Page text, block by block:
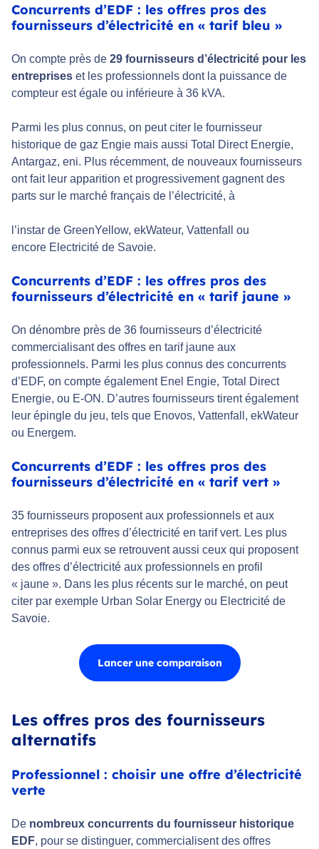
Concurrents d’EDF : les offres pros des
fournisseurs d’électricité en « tarif bleu »
On compte près de 29 fournisseurs d’électricité pour les
entreprises et les professionnels dont la puissance de
compteur est égale ou inférieure à 36 kVA.
Parmi les plus connus, on peut citer le fournisseur
historique de gaz Engie mais aussi Total Direct Energie,
Antargaz, eni. Plus récemment, de nouveaux fournisseurs
ont fait leur apparition et progressivement gagnent des
parts sur le marché français de l’électricité, à
l’instar de GreenYellow, ekWateur, Vattenfall ou
encore Electricité de Savoie.
Concurrents d’EDF : les offres pros des
fournisseurs d’électricité en « tarif jaune »
On dénombre près de 36 fournisseurs d’électricité
commercialisant des offres en tarif jaune aux
professionnels. Parmi les plus connus des concurrents
d’EDF, on compte également Enel Engie, Total Direct
Energie, ou E-ON. D’autres fournisseurs tirent également
leur épingle du jeu, tels que Enovos, Vattenfall, ekWateur
ou Energem.
Concurrents d’EDF : les offres pros des
fournisseurs d’électricité en « tarif vert »
35 fournisseurs proposent aux professionnels et aux
entreprises des offres d’électricité en tarif vert. Les plus
connus parmi eux se retrouvent aussi ceux qui proposent
des offres d’électricité aux professionnels en profil
« jaune ». Dans les plus récents sur le marché, on peut
citer par exemple Urban Solar Energy ou Electricité de
Savoie.
Lancer une comparaison
Les offres pros des fournisseurs
alternatifs
Professionnel : choisir une offre d’électricité
verte
De nombreux concurrents du fournisseur historique
EDF, pour se distinguer, commercialisent des offres